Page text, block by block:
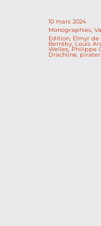
Publié
10 mars 2024
Catégories
Monographies ,
Étiquettes
Edition Elmyr de
Berréby Louis
Welles,Philippe
Drachline